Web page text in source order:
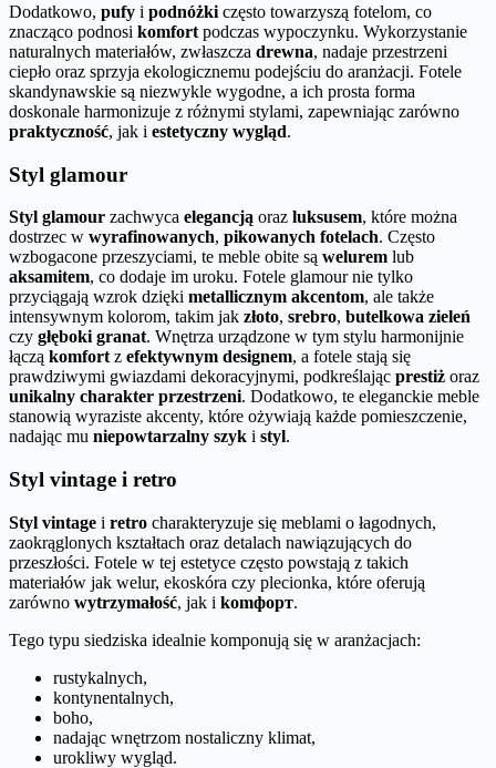
Dodatkowo, pufy i podnóżki często towarzyszą fotelom, co
znacząco podnosi komfort podczas wypoczynku. Wykorzystanie
naturalnych materiałów, zwłaszcza drewna, nadaje przestrzeni
ciepło oraz sprzyja ekologicznemu podejściu do aranżacji. Fotele
skandynawskie są niezwykle wygodne, a ich prosta forma
doskonale harmonizuje z różnymi stylami, zapewniając zarówno
praktyczność, jak i estetyczny wygląd.
Styl glamour
Styl glamour zachwyca elegancją oraz luksusem, które można
dostrzec w wyrafinowanych, pikowanych fotelach. Często
wzbogacone przeszyciami, te meble obite są welurem lub
aksamitem, co dodaje im uroku. Fotele glamour nie tylko
przyciągają wzrok dzięki metallicznym akcentom, ale także
intensywnym kolorom, takim jak złoto, srebro, butelkowa zieleń
czy głęboki granat. Wnętrza urządzone w tym stylu harmonijnie
łączą komfort z efektywnym designem, a fotele stają się
prawdziwymi gwiazdami dekoracyjnymi, podkreślając prestiż oraz
unikalny charakter przestrzeni. Dodatkowo, te eleganckie meble
stanowią wyraziste akcenty, które ożywiają każde pomieszczenie,
nadając mu niepowtarzalny szyk i styl.
Styl vintage i retro
Styl vintage i retro charakteryzuje się meblami o łagodnych,
zaokrąglonych kształtach oraz detalach nawiązujących do
przeszłości. Fotele w tej estetyce często powstają z takich
materiałów jak welur, ekoskóra czy plecionka, które oferują
zarówno wytrzymałość, jak i komфорт.
Tego typu siedziska idealnie komponują się w aranżacjach:
rustykalnych,
kontynentalnych,
boho,
nadając wnętrzom nostaliczny klimat,
urokliwy wygląd.